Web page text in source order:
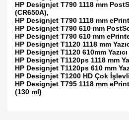
HP Designjet T790 1118 mm
(CR650A),
HP Designjet T790 1118 mm
HP Designjet T790 610 mm
HP Designjet T790 610 mm
HP Designjet T1120 1118 mm
HP Designjet T1120 610mm
HP Designjet T1120ps 1118 mm
HP Designjet T1120ps 610 mm
HP Designjet T1200 HD Çok İşlevli
HP Designjet T795 1118 mm
(130 ml)